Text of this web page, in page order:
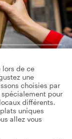
lors de ce
une
choisies par
pour
différents.
uniques
allez vous